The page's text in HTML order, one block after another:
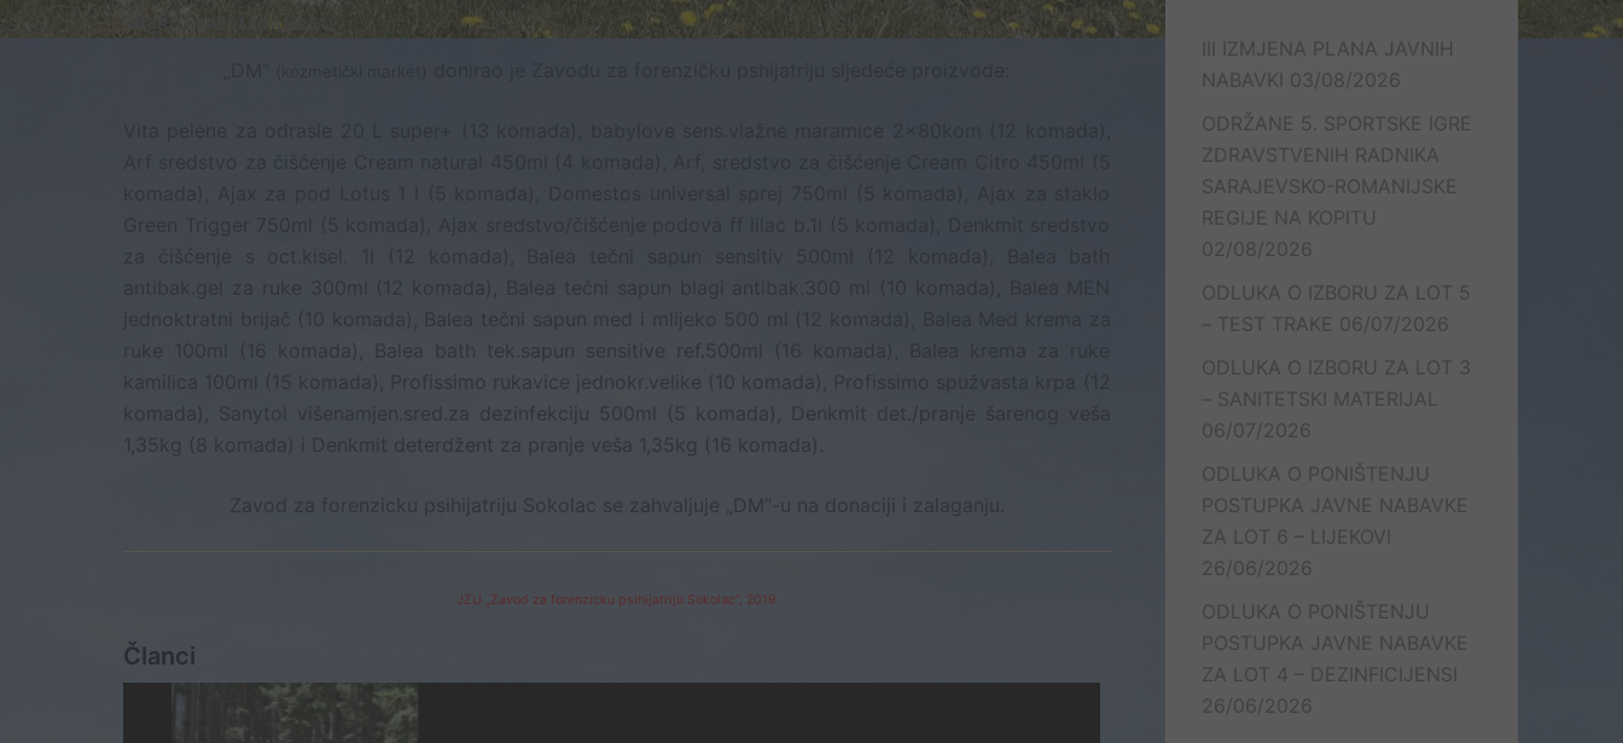
BROJ PREGLEDA :
za čišćenje s oct.kisel. 1l (12 komada), Balea tečni sapun sensitiv 500ml (12 komada), Balea bath
jednoktratni brijač (10 komada), Balea tečni sapun med i mlijeko 500 ml (12 komada), Balea Med krema za
ruke 100ml (16 komada), Balea bath tek.sapun sensitive ref.500ml (16 komada), Balea krema za ruke
kamilica 100ml (15 komada), Profissimo rukavice jednokr.velike (10 komada), Profissimo spužvasta krpa (12
komada), Sanytol višenamjen.sred.za dezinfekciju 500ml (5 komada), Denkmit det./pranje šarenog veša
1,35kg (8 komada) i Denkmit deterdžent za pranje veša 1,35kg (16 komada).
Zavod za forenzicku psihijatriju Sokolac se zahvaljuje „DM“-u na donaciji i zalaganju.
JZU „Zavod za forenzicku psihijatriju Sokolac“, 2019
Članci
III IZMJENA PLANA JAVNIH
NABAVKI 03/08/2026
ODRŽANE 5. SPORTSKE IGRE
ZDRAVSTVENIH RADNIKA
SARAJEVSKO-ROMANIJSKE
REGIJE NA KOPITU
02/08/2026
ODLUKA O IZBORU ZA LOT 5
– TEST TRAKE 06/07/2026
ODLUKA O IZBORU ZA LOT 3
– SANITETSKI MATERIJAL
06/07/2026
ODLUKA O PONIŠTENJU
POSTUPKA JAVNE NABAVKE
ZA LOT 6 – LIJEKOVI
26/06/2026
ODLUKA O PONIŠTENJU
POSTUPKA JAVNE NABAVKE
ZA LOT 4 – DEZINFICIJENSI
26/06/2026